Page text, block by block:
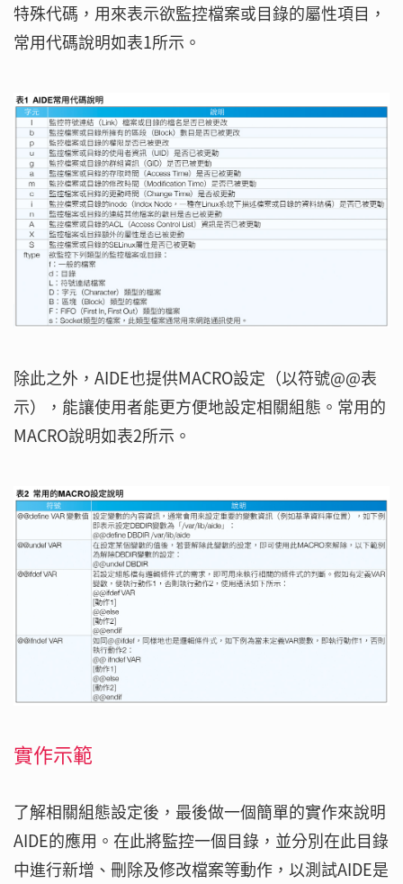
特殊代碼，用來表示欲監控檔案或目錄的屬性項目，
常用代碼說明如表1所示。
除此之外，AIDE也提供MACRO設定（以符號@@表
示），能讓使用者能更方便地設定相關組態。常用的
MACRO說明如表2所示。
實作示範
了解相關組態設定後，最後做一個簡單的實作來說明
AIDE的應用。在此將監控一個目錄，並分別在此目錄
中進行新增、刪除及修改檔案等動作，以測試AIDE是